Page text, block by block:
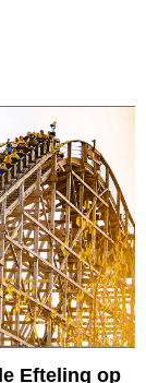
Efteling op